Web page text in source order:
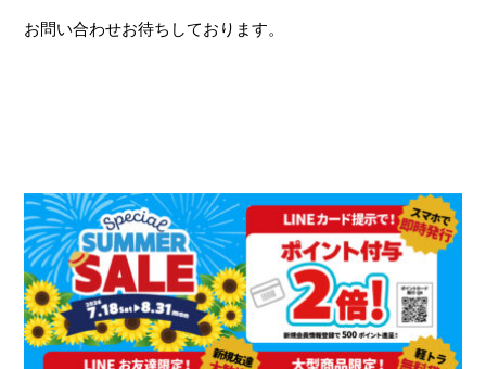
お問い合わせお待ちしております。